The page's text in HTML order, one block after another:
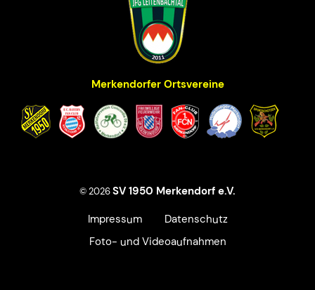
Merkendorfer Ortsvereine
© 2026SV 1950 Merkendorf e.V.
Impressum
Datenschutz
Foto- und Videoaufnahmen